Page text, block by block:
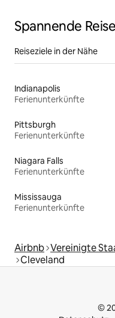
Spannende
Reiseziele in der Nähe
Indianapolis
Ferienunterkünfte
Pittsburgh
Ferienunterkünfte
Niagara Falls
Ferienunterkünfte
Mississauga
Ferienunterkünfte
Airbnb Vereinigte
Cleveland
©